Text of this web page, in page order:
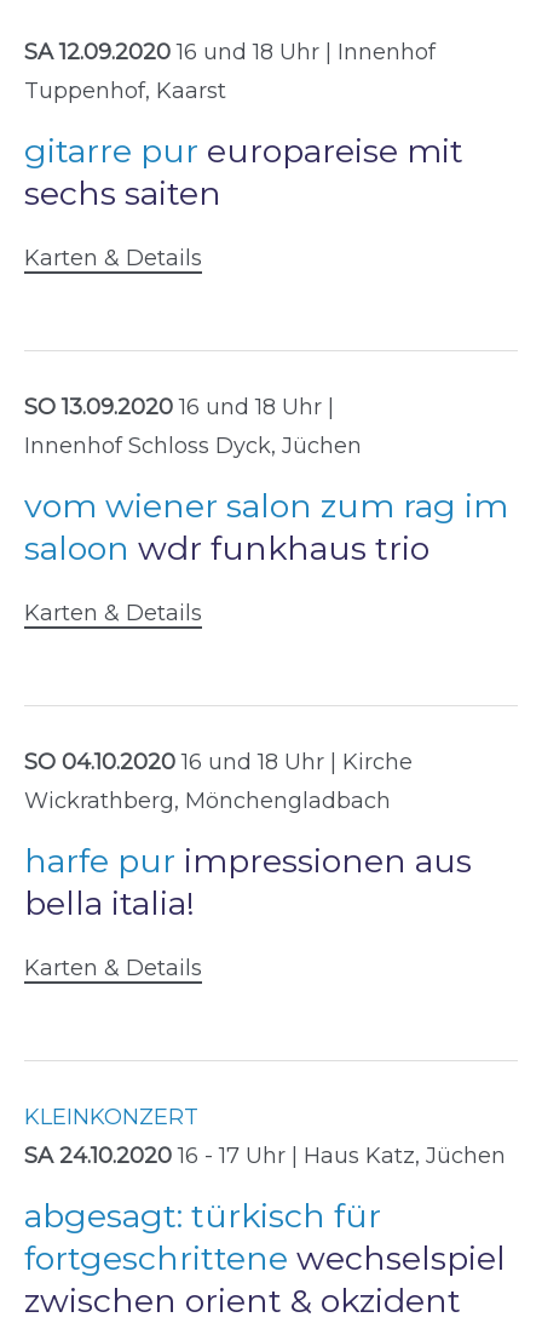
SA 12.09.202016 und 18 Uhr | Innenhof
Tuppenhof, Kaarst
gitarre pur europareise mit
sechs saiten
Karten & Details
SO 13.09.202016 und 18 Uhr |
Innenhof Schloss Dyck, Jüchen
vom wiener salon zum rag im
saloon wdr funkhaus trio
Karten & Details
SO 04.10.202016 und 18 Uhr | Kirche
Wickrathberg, Mönchengladbach
harfe pur impressionen aus
bella italia!
Karten & Details
KLEINKONZERT
SA 24.10.202016 - 17 Uhr | Haus Katz, Jüchen
abgesagt: türkisch für
fortgeschrittene wechselspiel
zwischen orient & okzident